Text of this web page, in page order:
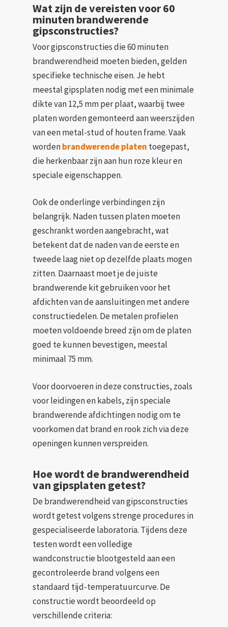
Wat zijn de vereisten voor 60
minuten brandwerende
gipsconstructies?
Voor gipsconstructies die 60 minuten
brandwerendheid moeten bieden, gelden
specifieke technische eisen. Je hebt
meestal gipsplaten nodig met een minimale
dikte van 12,5 mm per plaat, waarbij twee
platen worden gemonteerd aan weerszijden
van een metal-stud of houten frame. Vaak
wordenbrandwerende platen toegepast,
die herkenbaar zijn aan hun roze kleur en
speciale eigenschappen.
Ook de onderlinge verbindingen zijn
belangrijk. Naden tussen platen moeten
geschrankt worden aangebracht, wat
betekent dat de naden van de eerste en
tweede laag niet op dezelfde plaats mogen
zitten. Daarnaast moet je de juiste
brandwerende kit gebruiken voor het
afdichten van de aansluitingen met andere
constructiedelen. De metalen profielen
moeten voldoende breed zijn om de platen
goed te kunnen bevestigen, meestal
minimaal 75 mm.
Voor doorvoeren in deze constructies, zoals
voor leidingen en kabels, zijn speciale
brandwerende afdichtingen nodig om te
voorkomen dat brand en rook zich via deze
openingen kunnen verspreiden.
Hoe wordt de brandwerendheid
van gipsplaten getest?
De brandwerendheid van gipsconstructies
wordt getest volgens strenge procedures in
gespecialiseerde laboratoria. Tijdens deze
testen wordt een volledige
wandconstructie blootgesteld aan een
gecontroleerde brand volgens een
standaard tijd-temperatuurcurve. De
constructie wordt beoordeeld op
verschillende criteria: